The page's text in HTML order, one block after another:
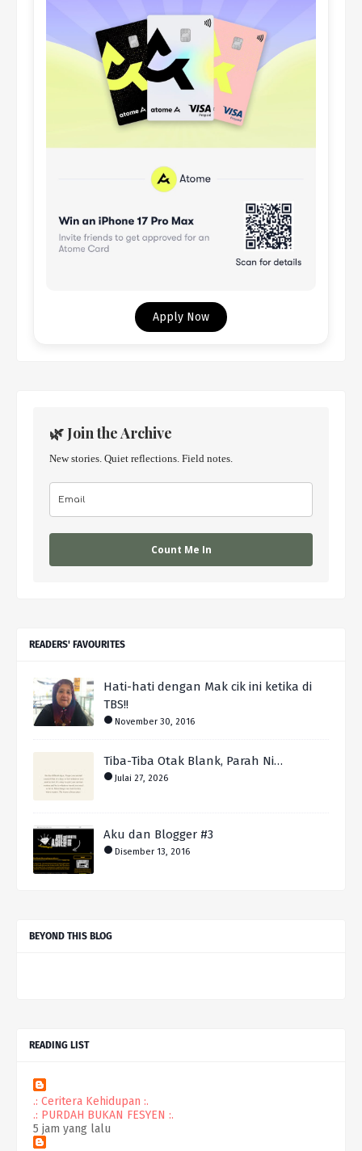
Apply Now
🌿 Join the Archive
New stories. Quiet reflections. Field notes.
Count Me In
READERS' FAVOURITES
Hati-hati dengan Mak cik ini ketika di
TBS!!
November 30, 2016
Tiba-Tiba Otak Blank, Parah Ni…
Julai 27, 2026
Aku dan Blogger #3
Disember 13, 2016
BEYOND THIS BLOG
READING LIST
.: Ceritera Kehidupan :.
.: PURDAH BUKAN FESYEN :.
5 jam yang lalu